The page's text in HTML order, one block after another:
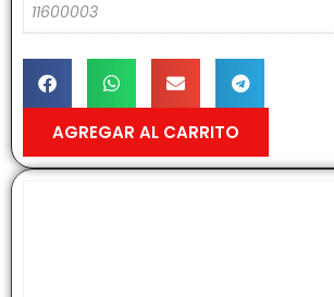
11600003
AGREGAR AL CARRITO